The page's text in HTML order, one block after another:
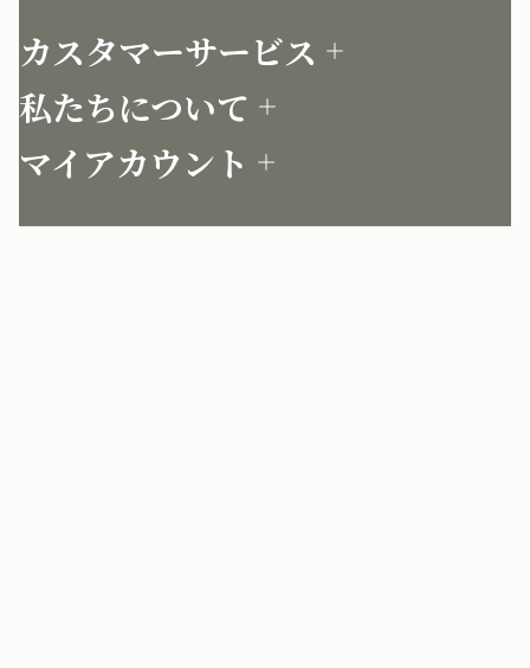
カスタマーサービス
配送について
よくあるご質問
模倣品・レプリカについて
私たちについて
ストラスベリーについて
ストーリー
マイアカウント
サインアップ